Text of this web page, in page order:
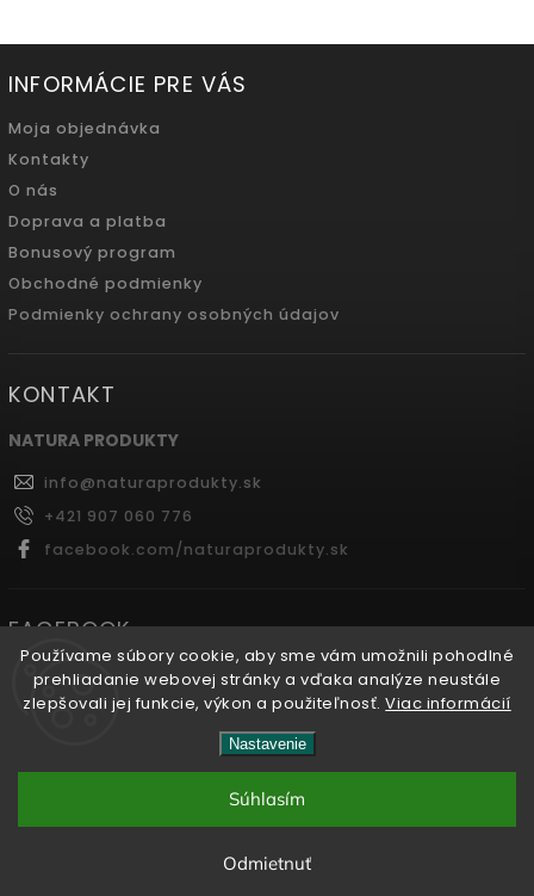
Používame súbory cookie, aby sme vám umožnili pohodlné
prehliadanie webovej stránky a vďaka analýze neustále
zlepšovali jej funkcie, výkon a použiteľnosť.Viac informácií
Nastavenie
Odmietnuť
Súhlasím
INFORMÁCIE PRE VÁS
Moja objednávka
Kontakty
O nás
Doprava a platba
Bonusový program
Obchodné podmienky
Podmienky ochrany osobných údajov
KONTAKT
NATURA PRODUKTY
info@naturaprodukty.sk
+421 907 060 776
facebook.com/naturaprodukty.sk
FACEBOOK
Naturaprodukty.sk
vyhradené.
Shoptet| Design